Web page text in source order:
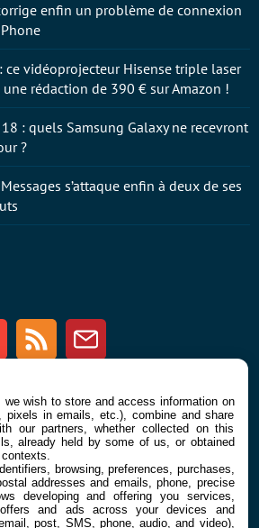
Youtube RSS Newsletter
À PROPOS
Contact
enfin un problème de connexion
ce vidéoprojecteur Hisense triple laser
une rédaction de 390 € sur Amazon !
: quels Samsung Galaxy ne recevront
?
s’attaque enfin à deux de ses
, we wish to store and access information on
pixels in emails, etc.), combine and share
our partners, whether collected on this
already held by some of us, or obtained
browsing, preferences, purchases,
addresses and emails, phone, precise
developing and offering you services,
and ads across your devices and
post, SMS, phone, audio, and video),